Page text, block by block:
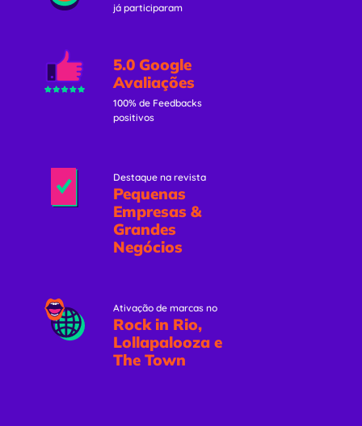
já participaram
5.0 Google
Avaliações
100% de Feedbacks
positivos
Destaque na revista
Pequenas
Empresas &
Grandes
Negócios
Ativação de marcas no
Rock in Rio,
Lollapalooza e
The Town